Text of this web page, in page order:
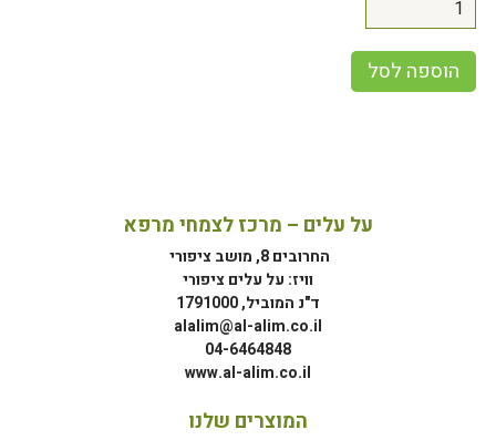
הוספה לסל
על עלים – מרכז לצמחי מרפא
החרובים 8, מושב ציפורי
וויז: על עלים ציפורי
ד"נ המוביל, 1791000
alalim@al-alim.co.il
04-6464848
www.al-alim.co.il
המוצרים שלנו